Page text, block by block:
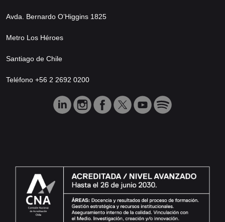
Avda. Bernardo O’Higgins 1825
Metro Los Héroes
Santiago de Chile
Teléfono +56 2 2692 0200